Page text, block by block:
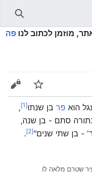
חיפוש
מוזמן לכתוב לנו פה
מעקב
עריכה
הוא פר בן שנתו[1]
,
סתם - בן שנה,
- בן שתי שנים"[2]
.
שטרם מלאה לו